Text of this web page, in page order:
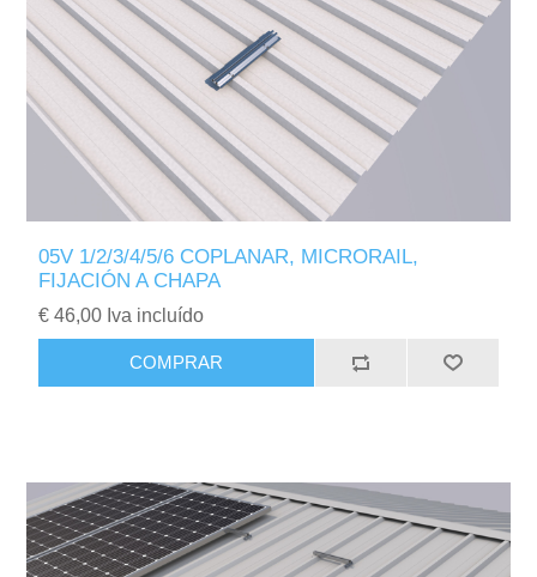
05V 1/2/3/4/5/6 COPLANAR, MICRORAIL,
FIJACIÓN A CHAPA
€ 46,00 Iva incluído